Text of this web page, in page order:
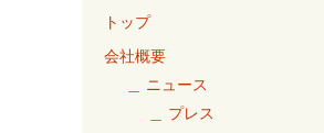
トップ
会社概要
＿ ニュース
＿ プレス